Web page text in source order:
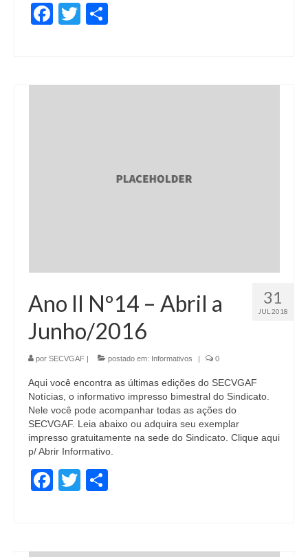
Facebook
Twitter
31
JUL 2018
Ano II Nº14 – Abril a
Junho/2016
por SECVGAF postado em: Informativos 0
Aqui você encontra as últimas edições do SECVGAF
Notícias, o informativo impresso bimestral do Sindicato.
Nele você pode acompanhar todas as ações do
SECVGAF. Leia abaixo ou adquira seu exemplar
impresso gratuitamente na sede do Sindicato. Clique aqui
p/ Abrir Informativo.
Facebook
Twitter